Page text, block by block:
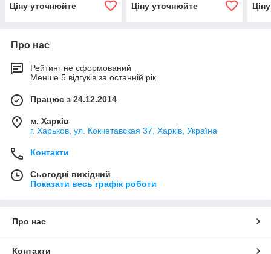
Ціну уточнюйте
Ціну уточнюйте
Про нас
Рейтинг не сформований
Менше 5 відгуків за останній рік
Працює з 24.12.2014
м. Харків
г. Харьков, ул. Кокчетавская 37, Харків, Україна
Контакти
Сьогодні вихідний
Показати весь графік роботи
Про нас
Контакти